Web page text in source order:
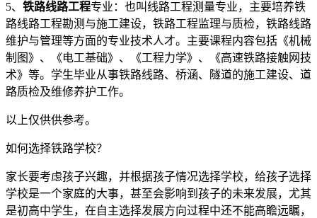
5、 铁路线路工程专业：也叫线路工程测量专业，主要培养铁
路线路工程勘测与施工建设，铁路工程监理与质检，铁路线路
维护与管理等方面的专业技术人才。主要课程内容包括《机械
制图》、《电工基础》、《工程力学》、《高速铁路接触网技
术》等。学生毕业从事铁路线路、桥涵、隧道的施工建设、道
路质检及维修养护工作。
以上仅供供参考。
如何选择铁路学校？
家长要考虑孩子兴趣，并根据孩子情况选择学校，给孩子选择
学校是一个家庭的大事，甚至会影响到孩子的未来发展，尤其
是初高中学生，在自主选择发展方向过程中还不能高瞻远瞩，